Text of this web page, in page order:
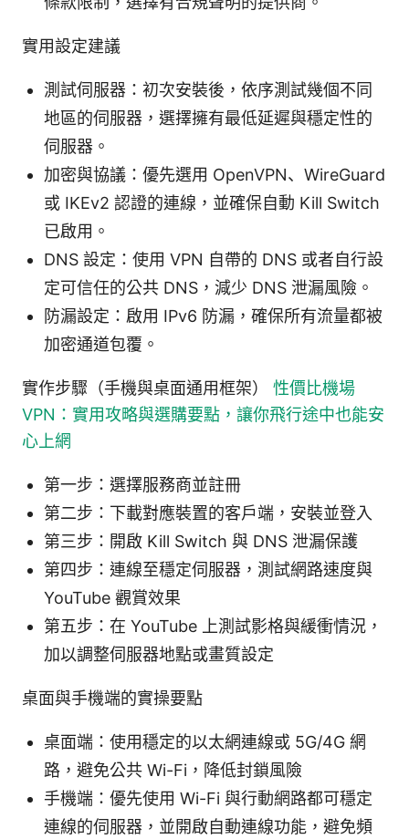
實用設定建議
測試伺服器：初次安裝後，依序測試幾個不同
地區的伺服器，選擇擁有最低延遲與穩定性的
伺服器。
加密與協議：優先選用 OpenVPN、WireGuard
或 IKEv2 認證的連線，並確保自動 Kill Switch
已啟用。
DNS 設定：使用 VPN 自帶的 DNS 或者自行設
定可信任的公共 DNS，減少 DNS 泄漏風險。
防漏設定：啟用 IPv6 防漏，確保所有流量都被
加密通道包覆。
實作步驟（手機與桌面通用框架） 性價比機場
VPN：實用攻略與選購要點，讓你飛行途中也能安
心上網
第一步：選擇服務商並註冊
第二步：下載對應裝置的客戶端，安裝並登入
第三步：開啟 Kill Switch 與 DNS 泄漏保護
第四步：連線至穩定伺服器，測試網路速度與
YouTube 觀賞效果
第五步：在 YouTube 上測試影格與緩衝情況，
加以調整伺服器地點或畫質設定
桌面與手機端的實操要點
桌面端：使用穩定的以太網連線或 5G/4G 網
路，避免公共 Wi-Fi，降低封鎖風險
手機端：優先使用 Wi-Fi 與行動網路都可穩定
連線的伺服器，並開啟自動連線功能，避免頻